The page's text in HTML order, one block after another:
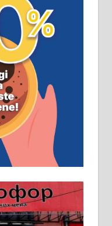
Рудник
20
Услови:
радно
41-122 –
радова
и
28-058